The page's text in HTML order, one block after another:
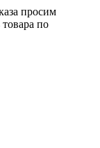
просим
по